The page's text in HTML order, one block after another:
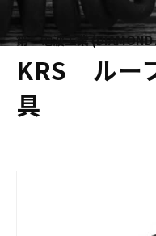
第一電波工業
KRS ルー
具